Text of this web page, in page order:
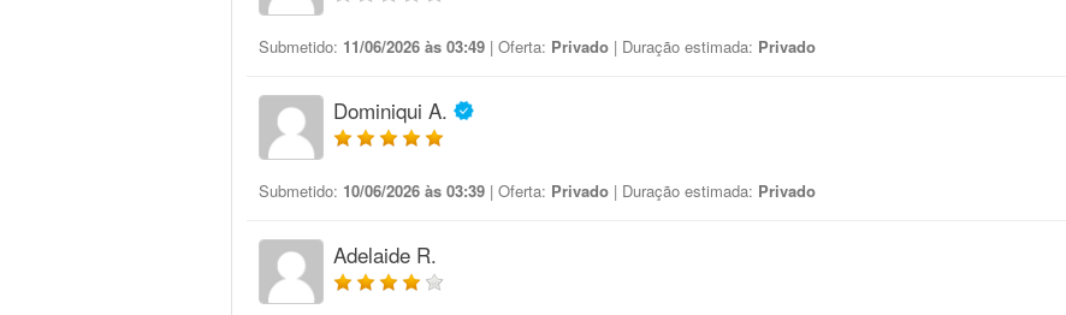
Submetido: 11/06/2026 às 03:49 | Oferta: Privado | Duração estimada: Privado
Dominiqui A.
Submetido: 10/06/2026 às 03:39 | Oferta: Privado | Duração estimada: Privado
Adelaide R.